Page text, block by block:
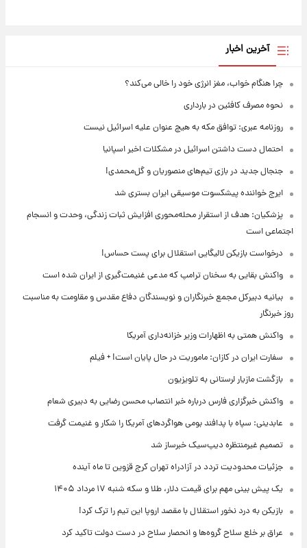
آخرین اخبار
چرا هنگام خواب، مغز انرژی خود را خالی می‌کند؟
نحوه مصرف کافئین در بارداری
روزنامه عبری: توافق مکه به هیچ عنوان علیه اسرائیل نیست
احتمال دست داشتن اسرائیل در مشکلات اخیر اسپانیا
جنجال جدید در بازی تیم‌های منصوریان و گل‌محمدی!
ایرج خواننده پیشکسوت موسیقی ایران بستری شد
پزشکیان: هدف از استقرار محله‌محوری افزایش ثبات زندگی، وحدت و انسجام
اجتماعی است
درخواست بازیکن لالیگایی استقلال برای پست حساس!
واکنش بقایی به سخنان ترامپ که مدعی غنیمت‌گیری از ایران شده است
بیانیه دبیرکل مجمع خبرنگاران و نویسندگان دفاع مقدس و مقاومت به مناسبت
روز خبرنگار
واکنش همتی به اظهارات وزیر خزانه‌داری آمریکا
سفارت ایران در کازان: ماموریت در حال پایان است! + فیلم
بازگشت مازیار لرستانی به تلویزیون
واکنش خبرگزاری فارس درباره خبر انتصاب محسن رضایی به دبیری شعام
عابدینی: سپاه با پدافند بومی هواگردهای آمریکا را شکار و غنیمت گرفت
تصمیم غیرمنتظره دیپ‌سیک خبرساز شد
جزئیات محدودیت تردد در آزادراه تهران کرج قزوین تا ماه آینده
یک پیش ‌بینی مهم برای قیمت دلار، طلا و سکه شنبه ۱۷ مرداد ۱۴۰۵
بازیکن به درد نخور استقلال با مقصد اروپا این تیم را ترک کرد!
عراق بر خلع سلاح گروه‌ها و انحصار سلاح در دست دولت تاکید کرد